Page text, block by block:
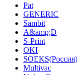
Pat
GENERIC
Sambit
A&amp;D
S-Print
OKI
SOEKS(Россия)
Multivac